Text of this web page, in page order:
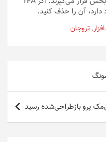
, تروجان
پرو بازطراحی‌شده رسید